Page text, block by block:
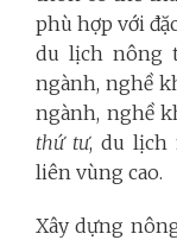
phù hợp với
du lịch nông
ngành, nghề
ngành, nghề
thứ tư, du lịch
liên vùng cao.
Xây dựng